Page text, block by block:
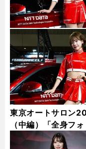
東京オートサロン
（中編）「全身フォ